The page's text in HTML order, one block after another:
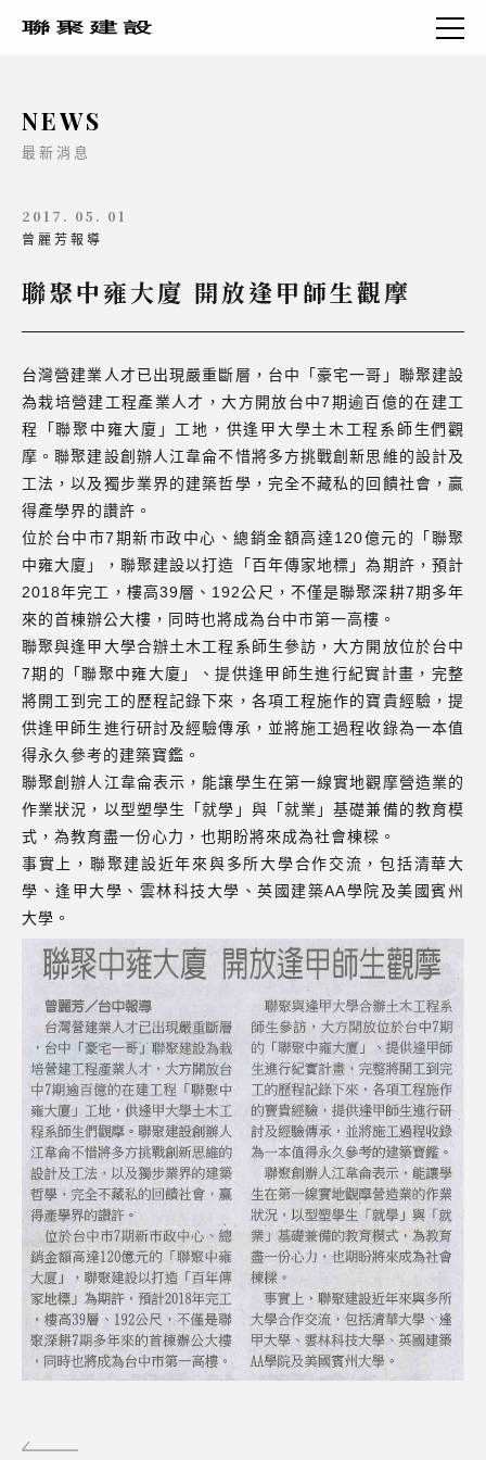
NEWS
最新消息
2017. 05. 01
曾麗芳報導
聯聚中雍大廈 開放逢甲師生觀摩
台灣營建業人才已出現嚴重斷層，台中「豪宅一哥」聯聚建設
為栽培營建工程產業人才，大方開放台中7期逾百億的在建工
程「聯聚中雍大廈」工地，供逢甲大學土木工程系師生們觀
摩。聯聚建設創辦人江韋侖不惜將多方挑戰創新思維的設計及
工法，以及獨步業界的建築哲學，完全不藏私的回饋社會，贏
得產學界的讚許。
位於台中市7期新市政中心、總銷金額高達120億元的「聯聚
中雍大廈」，聯聚建設以打造「百年傳家地標」為期許，預計
2018年完工，樓高39層、192公尺，不僅是聯聚深耕7期多年
來的首棟辦公大樓，同時也將成為台中市第一高樓。
聯聚與逢甲大學合辦土木工程系師生參訪，大方開放位於台中
7期的「聯聚中雍大廈」、提供逢甲師生進行紀實計畫，完整
將開工到完工的歷程記錄下來，各項工程施作的寶貴經驗，提
供逢甲師生進行研討及經驗傳承，並將施工過程收錄為一本值
得永久參考的建築寶鑑。
聯聚創辦人江韋侖表示，能讓學生在第一線實地觀摩營造業的
作業狀況，以型塑學生「就學」與「就業」基礎兼備的教育模
式，為教育盡一份心力，也期盼將來成為社會棟樑。
事實上，聯聚建設近年來與多所大學合作交流，包括清華大
學、逢甲大學、雲林科技大學、英國建築AA學院及美國賓州
大學。